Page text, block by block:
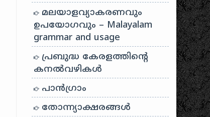
മലയാളവ്യാകരണവും
ഉപയോഗവും – Malayalam
grammar and usage
പ്രബുദ്ധ കേരളത്തിന്റെ
കനൽവഴികൾ
പാന്‍ഗ്രാം
തോന്ന്യാക്ഷരങ്ങള്‍